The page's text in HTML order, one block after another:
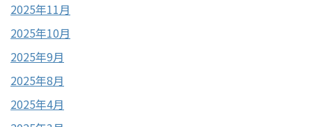
2025年11月
2025年10月
2025年9月
2025年8月
2025年4月